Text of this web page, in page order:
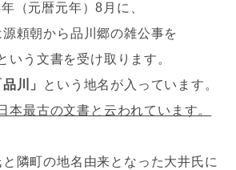
（元暦元年）8月に、
頼朝から品川郷の雑公事を
いう文書を受け取ります。
品川」
という地名が入っています。
本最古の文書と云われています。
隣町の地名由来となった大井氏に